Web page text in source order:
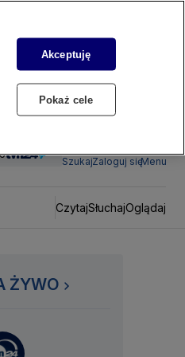
SzukajZaloguj sięMenu
CzytajSłuchajOglądaj
ŻYWO
Akceptuję
Pokaż cele